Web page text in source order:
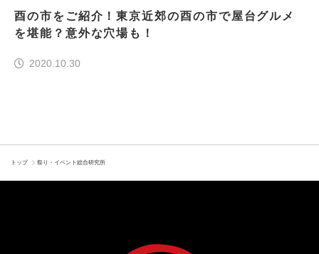
酉の市をご紹介！東京近郊の酉の市で屋台グルメ
を堪能？意外な穴場も！
2020.10.30
トップ 祭り・イベント総合研究所